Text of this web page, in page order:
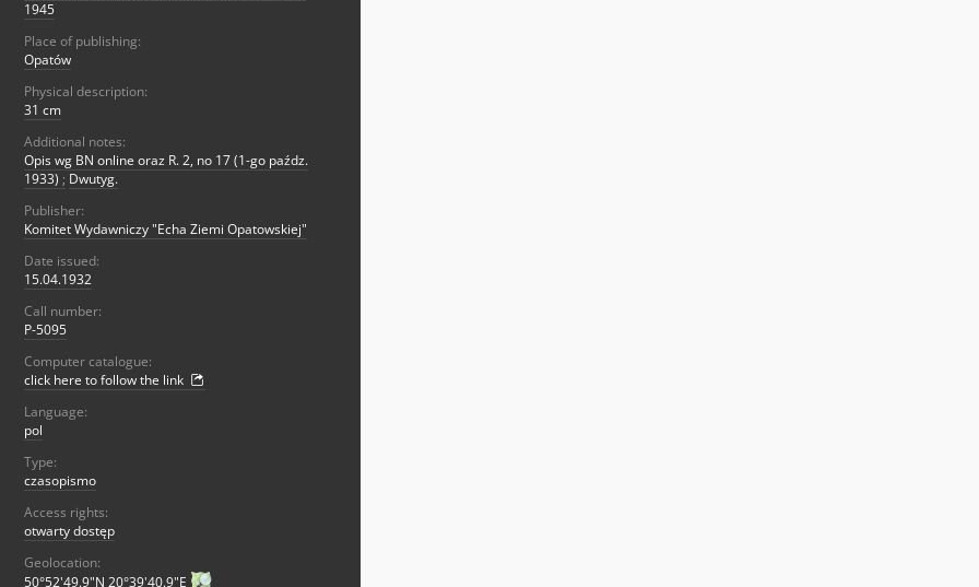
1945
Place of publishing:
Opatów
Physical description:
31 cm
Additional notes:
Opis wg BN online oraz R. 2, no 17 (1-go paźdz.
1933) ; Dwutyg.
Publisher:
Komitet Wydawniczy "Echa Ziemi Opatowskiej"
Date issued:
15.04.1932
Call number:
P-5095
Computer catalogue:
click here to follow the link
Language:
pol
Type:
czasopismo
Access rights:
otwarty dostęp
Geolocation:
50°52'49.9"N 20°39'40.9"E